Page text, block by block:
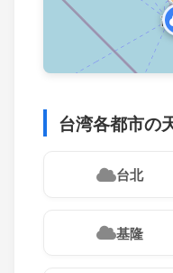
台湾各都市の
台北
基隆